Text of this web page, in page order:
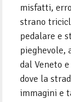
misfatti,
strano
pedalare e
pieghevole,
dal Veneto
dove la
immagini e